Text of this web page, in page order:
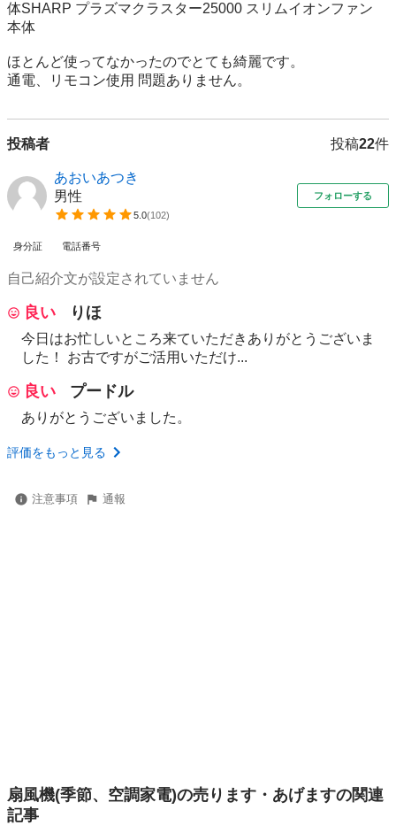
体SHARP プラズマクラスター25000 スリムイオンファン
本体
ほとんど使ってなかったのでとても綺麗です。
通電、リモコン使用 問題ありません。
投稿者 投稿22件
あおいあつき
男性
5.0(102)
フォローする
身分証 電話番号
自己紹介文が設定されていません
良い りほ
今日はお忙しいところ来ていただきありがとうございま
した！ お古ですがご活用いただけ...
良い プードル
ありがとうございました。
評価をもっと見る
注意事項 通報
扇風機(季節、空調家電)の売ります・あげますの関連
記事